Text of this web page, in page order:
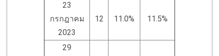
23
กรกฎาคม
2023
12 11.0% 11.5%
29